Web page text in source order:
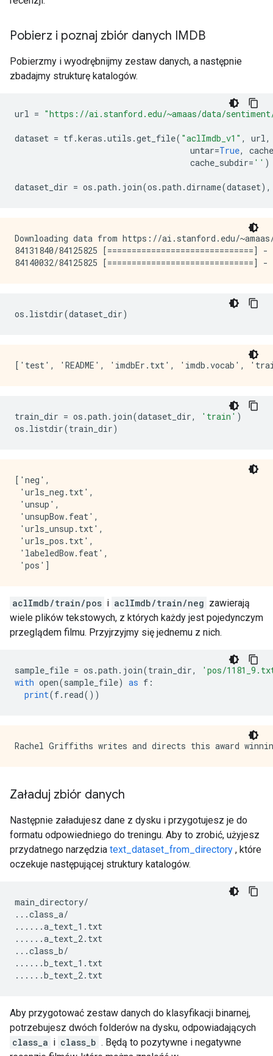
Pobierz i poznaj zbiór danych IMDB
Pobierzmy i wyodrębnijmy zestaw danych, a następnie
zbadajmy strukturę katalogów.
url = "https://ai.stanford.edu/~amaas/data/
dataset = tf.keras .utils .get_file( "aclImdb_v1" , url,
untar=True,
cache_subdir= '' )
dataset_dir = os .path . join(os .path .dirname(dataset),
Downloading data from https://ai.stanford.edu/
84131840/84125825
os . listdir(dataset_dir)
train_dir = os .path . join(dataset_dir, 'train' )
os . listdir(train_dir)
['neg',
'urls_neg.txt',
'unsup',
'unsupBow.feat',
'urls_unsup.txt',
'urls_pos.txt',
'labeledBow.feat',
aclImdb/train/pos i aclImdb/train/neg zawierają
wiele plików tekstowych, z których każdy jest pojedynczym
przeglądem filmu. Przyjrzyjmy się jednemu z nich.
sample_file = os .path . join(train_dir,
'pos/
with open(sample_file) as f :
print(f. read())
Załaduj zbiór danych
Następnie załadujesz dane z dysku i przygotujesz je do
formatu odpowiedniego do treningu. Aby to zrobić, użyjesz
przydatnego narzędzia text_dataset_from_directory , które
oczekuje następującej struktury katalogów.
main_directory/
...class_a/
......a_text_1 . txt
......a_text_2. txt
...class_b/
......b_text_1 . txt
......b_text_2. txt
Aby przygotować zestaw danych do klasyfikacji binarnej,
potrzebujesz dwóch folderów na dysku, odpowiadających
class_a i class_b . Będą to pozytywne i negatywne